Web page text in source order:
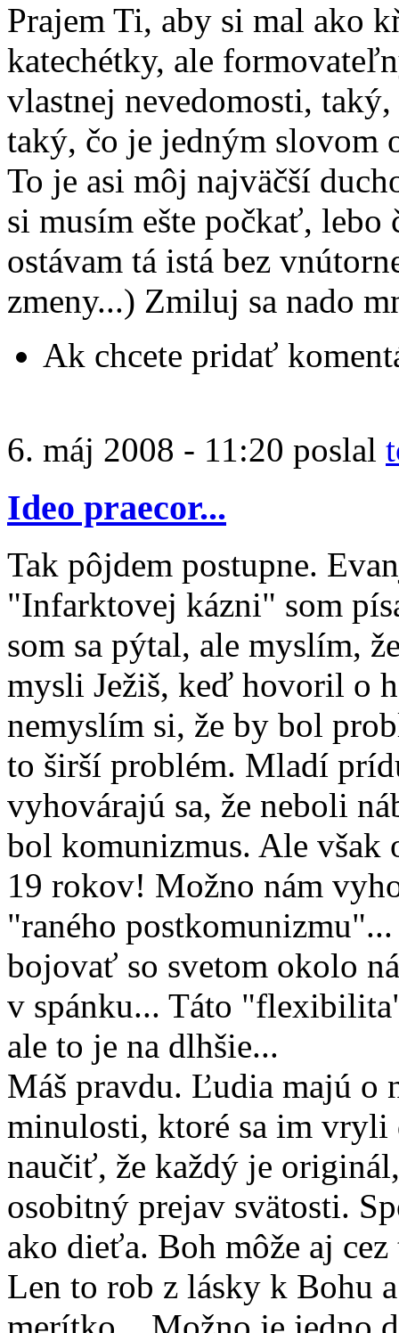
Prajem Ti, aby si mal ako
katechétky, ale
vlastnej nevedomosti,
taký, čo je jedným slovom
To je asi môj najväčší
si musím ešte počkať,
ostávam tá istá bez
zmeny...) Zmiluj sa nado
Ak chcete pridať
6. máj 2008 - 11:20 poslal
Ideo praecor...
Tak pôjdem postupne.
"Infarktovej kázni" som
som sa pýtal, ale myslím,
mysli Ježiš, keď hovoril o
nemyslím si, že by bol
to širší problém. Mladí
vyhovárajú sa, že neboli
bol komunizmus. Ale však
19 rokov! Možno nám
"raného
bojovať so svetom okolo
v spánku... Táto
ale to je na dlhšie...
Máš pravdu. Ľudia majú o
minulosti, ktoré sa im vryli
naučiť, že každý je
osobitný prejav svätosti.
ako dieťa. Boh môže aj
Len to rob z lásky k Bohu